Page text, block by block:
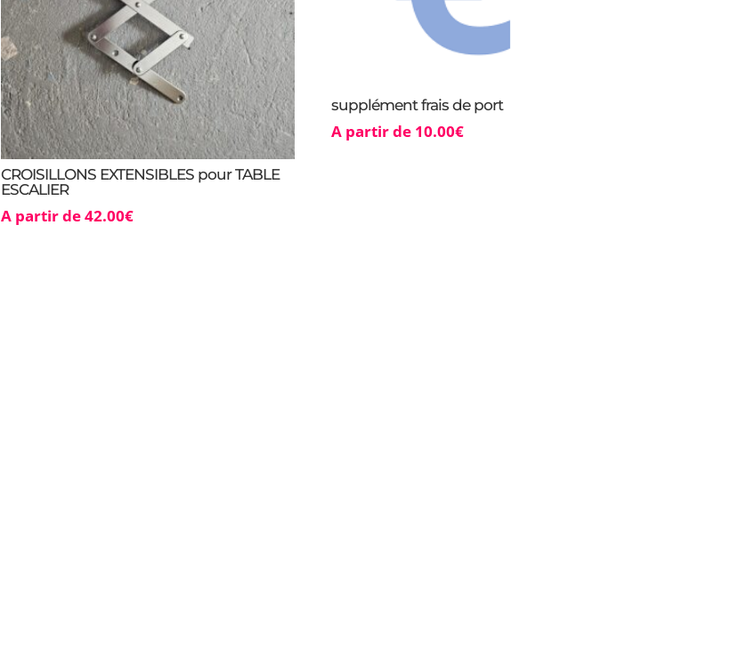
CROISILLONS EXTENSIBLES pour TABLE
ESCALIER
A partir de42.00€
supplément frais de port
A partir de 10.00€